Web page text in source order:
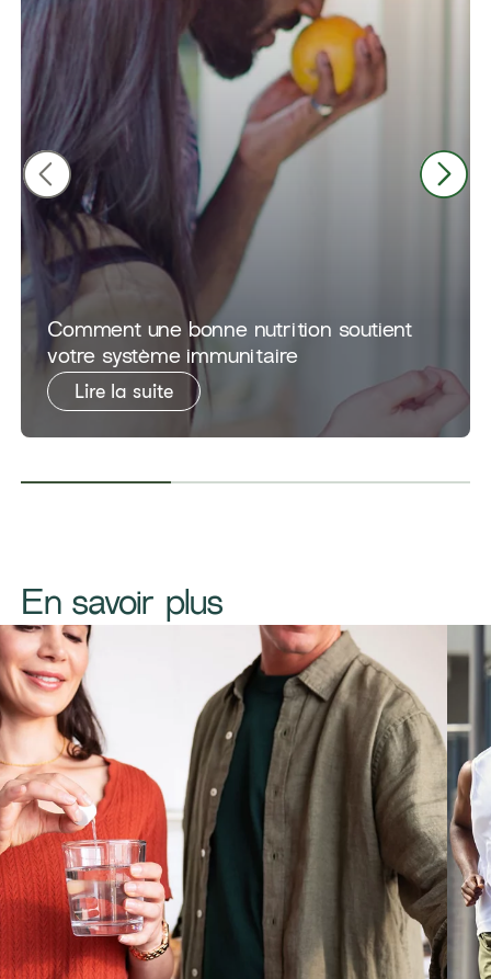
​​Comment une bonne nutrition soutient
votre système immunitaire​
Lire la suite
​​​En savoir plus​